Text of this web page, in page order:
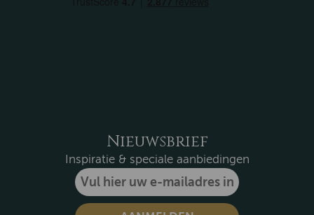
Nieuwsbrief
Inspiratie & speciale aanbiedingen